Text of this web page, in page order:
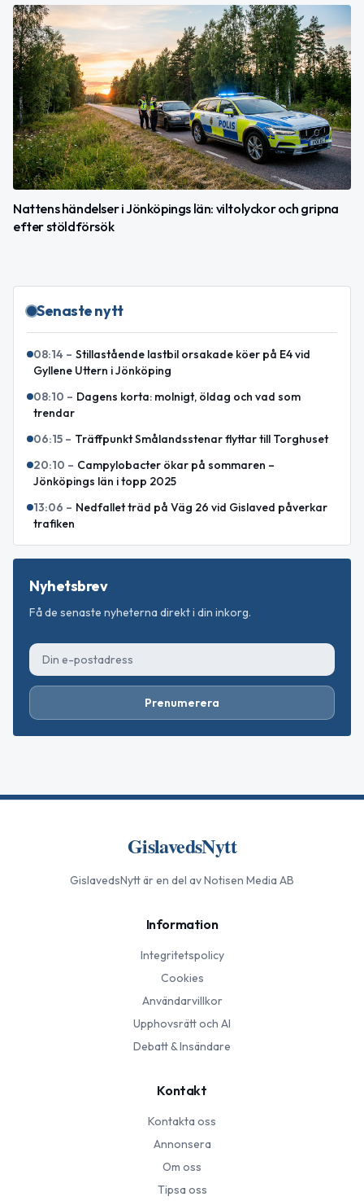
Nattens händelser i Jönköpings län: viltolyckor och gripna
efter stöldförsök
Senaste nytt
08:14 – Stillastående lastbil orsakade köer på E4 vid
Gyllene Uttern i Jönköping
08:10 – Dagens korta: molnigt, öldag och vad som
trendar
06:15 – Träffpunkt Smålandsstenar flyttar till Torghuset
20:10 – Campylobacter ökar på sommaren –
Jönköpings län i topp 2025
13:06 – Nedfallet träd på Väg 26 vid Gislaved påverkar
trafiken
Nyhetsbrev
Få de senaste nyheterna direkt i din inkorg.
Prenumerera
GislavedsNytt
GislavedsNyttär en del av Notisen Media AB
Information
Integritetspolicy
Cookies
Användarvillkor
Upphovsrätt och AI
Debatt & Insändare
Kontakt
Kontakta oss
Annonsera
Om oss
Tipsa oss